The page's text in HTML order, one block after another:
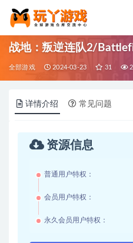
战地：叛逆连队2/
全部游戏 2024-03-23 31
详情介绍 常见问题
资源信息
普通用户特权：
会员用户特权：
永久会员用户特权：